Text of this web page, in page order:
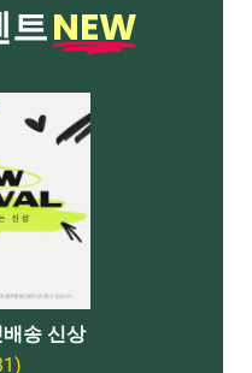
트NEW
송 신상